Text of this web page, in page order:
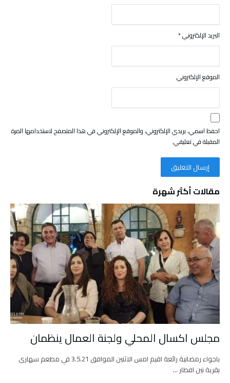
البريد الإلكتروني*
الموقع الإلكتروني
احفظ اسمي، بريدي الإلكتروني، والموقع الإلكتروني في هذا المتصفح لاستخدامها المرة
المقبلة في تعليقي.
مقالات أكثر شهرة
مجلس اكسال المحلي ولجنة العمال ينظمان
باجواء رمضانية رائعة اقيم امس الاثنين الموافق 3.5.21 في مطعم سهارى
بقرية نين افطار …